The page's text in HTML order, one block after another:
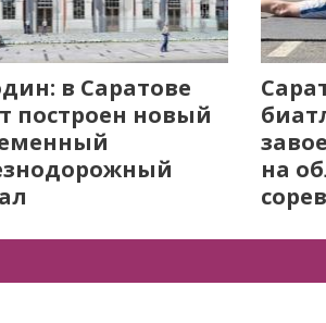
в Саратове
построен новый
на